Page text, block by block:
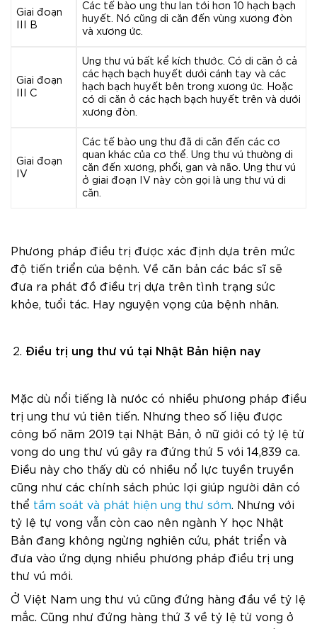
Giai đoạn
III B
Các tế bào ung thư lan tới hơn 10 hạch bạch
huyết. Nó cũng di căn đến vùng xương đòn
và xương ức.
Giai đoạn
III C
Ung thư vú bất kể kích thước. Có di căn ở cả
các hạch bạch huyết dưới cánh tay và các
hạch bạch huyết bên trong xương ức. Hoặc
có di căn ở các hạch bạch huyết trên và dưới
xương đòn.
Giai đoạn
IV
Các tế bào ung thư đã di căn đến các cơ
quan khác của cơ thể. Ung thư vú thường di
căn đến xương, phổi, gan và não. Ung thư vú
ở giai đoạn IV này còn gọi là ung thư vú di
căn.
Phương pháp điều trị được xác định dựa trên mức
độ tiến triển của bệnh. Về căn bản các bác sĩ sẽ
đưa ra phát đồ điều trị dựa trên tình trạng sức
khỏe, tuổi tác. Hay nguyện vọng của bệnh nhân.
Điều trị ung thư vú tại Nhật Bản hiện nay
Mặc dù nổi tiếng là nước có nhiều phương pháp điều
trị ung thư vú tiên tiến. Nhưng theo số liệu được
công bố năm 2019 tại Nhật Bản, ở nữ giới có tỷ lệ tử
vong do ung thư vú gây ra đứng thứ 5 với 14,839 ca.
Điều này cho thấy dù có nhiều nổ lực tuyền truyền
cũng như các chính sách phúc lợi giúp người dân có
thể tầm soát và phát hiện ung thư sớm. Nhưng với
tỷ lệ tự vong vẫn còn cao nên ngành Y học Nhật
Bản đang không ngừng nghiên cứu, phát triển và
đưa vào ứng dụng nhiều phương pháp điều trị ung
thư vú mới.
Ở Việt Nam ung thư vú cũng đứng hàng đầu về tỷ lệ
mắc. Cũng như đứng hàng thứ 3 về tỷ lệ tử vong ở